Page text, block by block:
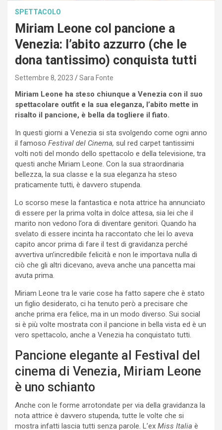
SPETTACOLO
Miriam Leone col pancione a
Venezia: l’abito azzurro (che le
dona tantissimo) conquista tutti
Settembre 8, 2023 Sara Fonte
Miriam Leone ha steso chiunque a Venezia con il suo
spettacolare outfit e la sua eleganza, l’abito mette in
risalto il pancione, è bella da togliere il fiato.
In questi giorni a Venezia si sta svolgendo come ogni anno
il famoso Festival del Cinema, sul red carpet tantissimi
volti noti del mondo dello spettacolo e della televisione, tra
questi anche Miriam Leone. Con la sua straordinaria
bellezza, la sua classe e la sua eleganza ha steso
praticamente tutti, è davvero stupenda.
Lo scorso mese la fantastica e nota attrice ha annunciato
di essere per la prima volta in dolce attesa, sia lei che il
marito non vedono l’ora di diventare genitori. Quando ha
svelato di essere incinta ha raccontato che lei lo aveva
capito ancor prima di fare il test di gravidanza perché
avvertiva un’incredibile felicità e non le importava nulla di
ciò che gli altri dicevano, aveva anche una pancetta mai
avuta prima.
Miriam Leone tra le varie cose ha fatto sapere che è stato
un figlio desiderato, ci ha tenuto però a precisare che
anche prima era felice, ma in un modo diverso. Sui social
si è più volte mostrata con il pancione in bella vista ed è un
vero spettacolo, anche a Venezia ha conquistato tutti.
Pancione elegante al Festival del
cinema di Venezia, Miriam Leone
è uno schianto
Anche con le forme arrotondate per via della gravidanza la
nota attrice è davvero stupenda, tutte le volte che si
mostra infatti lascia tutti senza parole. L’ex Miss Italia è